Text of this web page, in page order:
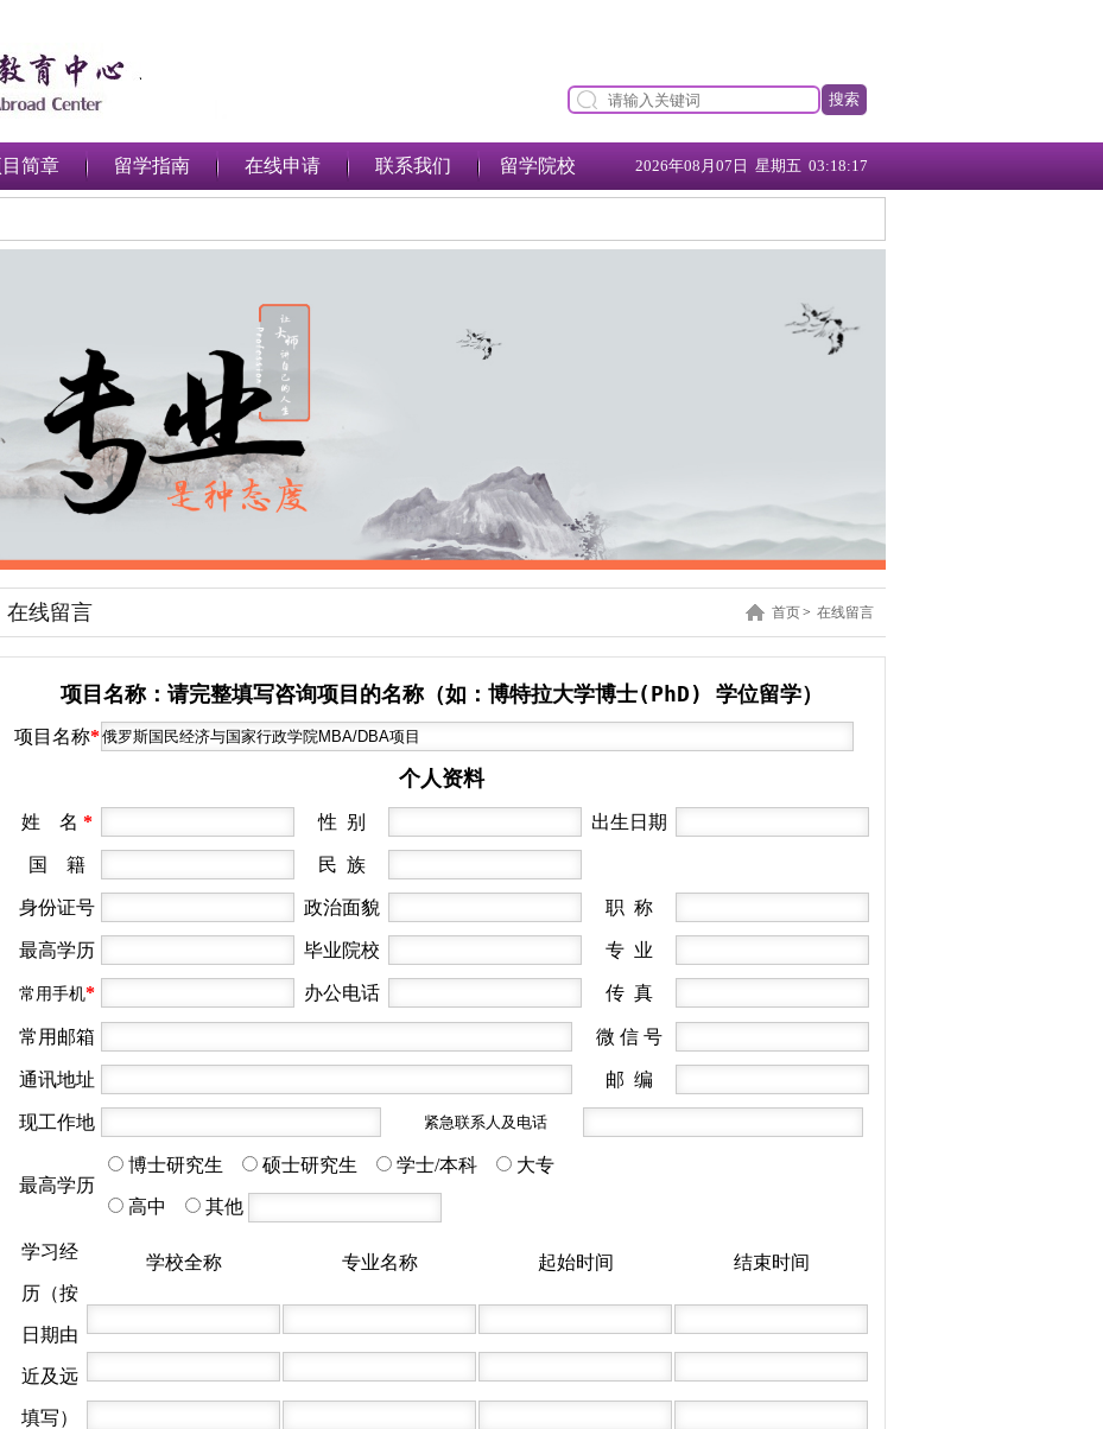
搜索
简章 留学指南 在线申请 联系我们 留学院校 2026年08月07日 星期五 03:18:17
首页> 在线留言
在线留言
项目名称：请完整填写咨询项目的名称（如：博特拉大学博士(PhD) 学位留学）
项目名称*
个人资料
姓 名 * 性 别 出生日期
国 籍 民 族
身份证号 政治面貌 职 称
最高学历 毕业院校 专 业
常用手机* 办公电话 传 真
常用邮箱 微 信 号
通讯地址 邮 编
现工作地 紧急联系人及电话
最高学历
博士研究生 硕士研究生 学士/本科 大专
高中 其他
学习经
历（按
日期由
近及远
填写）
学校全称 专业名称 起始时间 结束时间